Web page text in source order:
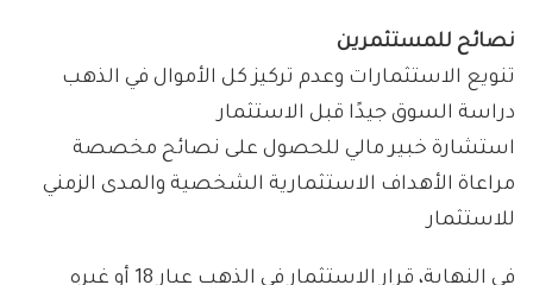
نصائح للمستثمرين
تنويع الاستثمارات وعدم تركيز كل الأموال في الذهب
دراسة السوق جيدًا قبل الاستثمار
استشارة خبير مالي للحصول على نصائح مخصصة
مراعاة الأهداف الاستثمارية الشخصية والمدى الزمني
للاستثمار
في النهاية، قرار الاستثمار في الذهب عيار 18 أو غيره